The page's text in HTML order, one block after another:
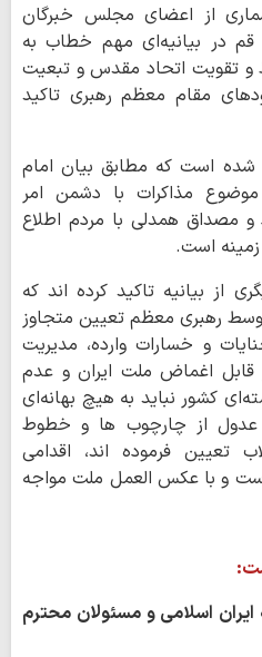
از اعضای مجلس خبرگان
قم در بیانیه‌ای مهم خطاب به
و تقویت اتحاد مقدس و تبعیت
مقام معظم رهبری تاکید
شده است که مطابق بیان امام
مذاکرات با دشمن امر
مصداق همدلی با مردم اطلاع
است.
از بیانیه تاکید کرده اند که
رهبری معظم تعیین متجاوز
و خسارات وارده، مدیریت
قابل اغماض ملت ایران و عدم
کشور نباید به هیچ بهانه‌ای
عدول از چارچوب ها و خطوط
تعیین فرموده اند، اقدامی
و با عکس العمل ملت مواجه
اسلامی و مسئولان محترم